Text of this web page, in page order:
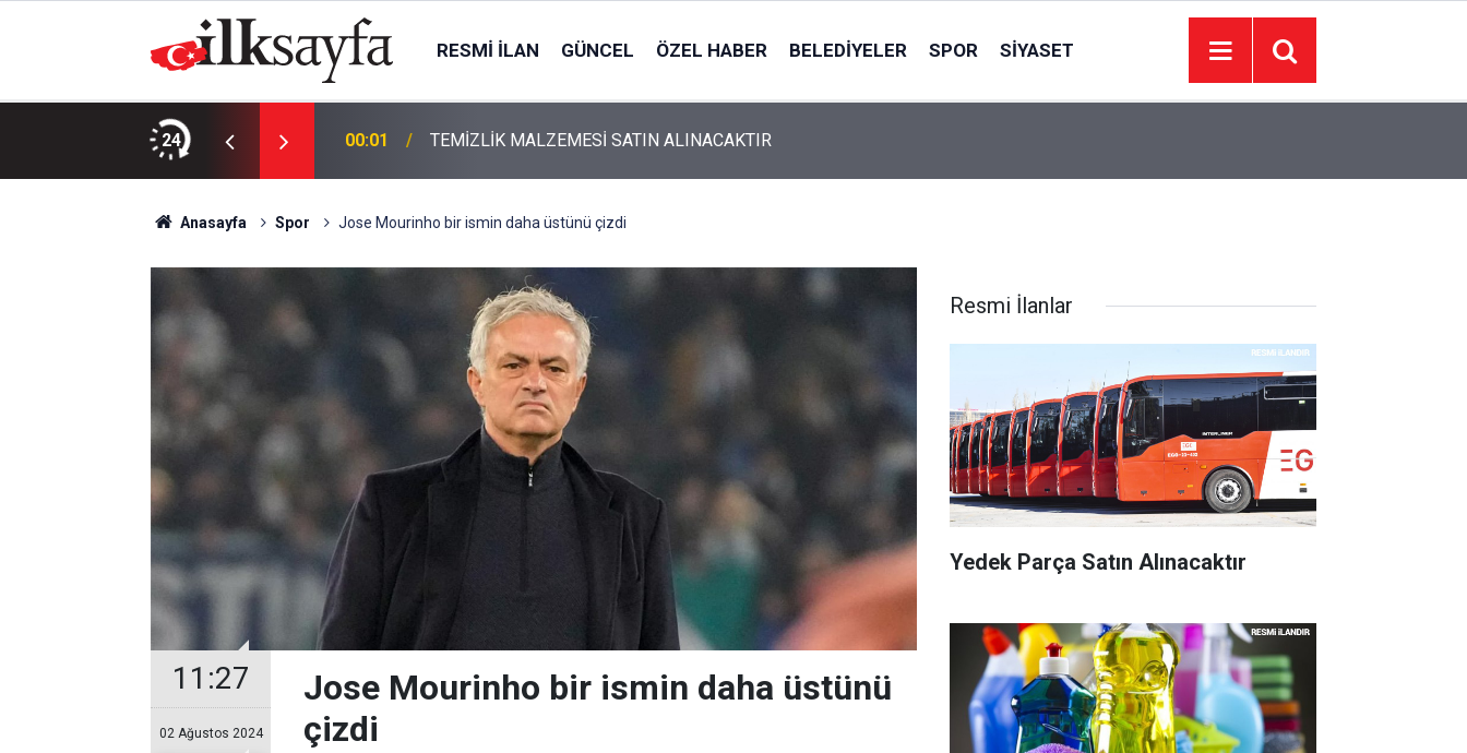
RESMI İLAN GÜNCEL ÖZEL HABER BELEDIYELER SPOR SIYASET
24 00:01 TEMİZLİK MALZEMESİ SATIN ALINACAKTIR
Anasayfa Spor Jose Mourinho bir ismin daha üstünü çizdi
11:27
02 Ağustos 2024
Jose Mourinho bir ismin daha üstünü
çizdi
Resmi İlanlar
Yedek Parça Satın Alınacaktır